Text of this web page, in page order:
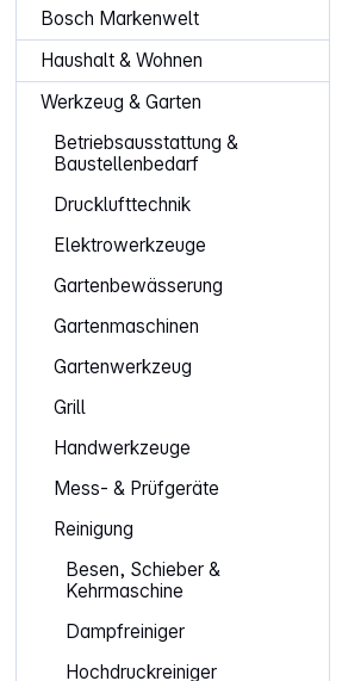
Bosch Markenwelt
Haushalt & Wohnen
Werkzeug & Garten
Betriebsausstattung &
Baustellenbedarf
Drucklufttechnik
Elektrowerkzeuge
Gartenbewässerung
Gartenmaschinen
Gartenwerkzeug
Grill
Handwerkzeuge
Mess- & Prüfgeräte
Reinigung
Besen, Schieber &
Kehrmaschine
Dampfreiniger
Hochdruckreiniger